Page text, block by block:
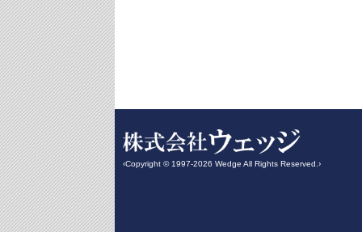
‹Copyright © 1997-2026 Wedge All Rights Reserved.›